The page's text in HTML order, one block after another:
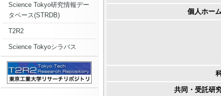
Science Tokyo研究情報デー
タベース(STRDB)
T2R2
Science Tokyoシラバス
個人ホー
共同・受託研